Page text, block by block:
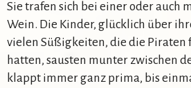
Sie trafen sich bei einer oder auch
Wein. Die Kinder, glücklich über
vielen Süßigkeiten, die die Piraten
hatten, sausten munter zwischen
klappt immer ganz prima, bis